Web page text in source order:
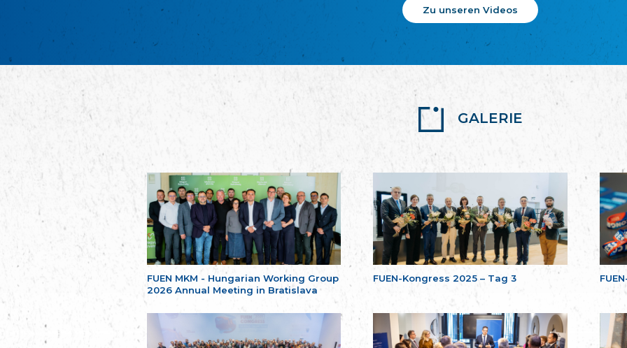
Zu unseren Videos
GALERIE
FUEN MKM - Hungarian Working Group
2026 Annual Meeting in Bratislava
FUEN-Kongress 2025 – Tag 3